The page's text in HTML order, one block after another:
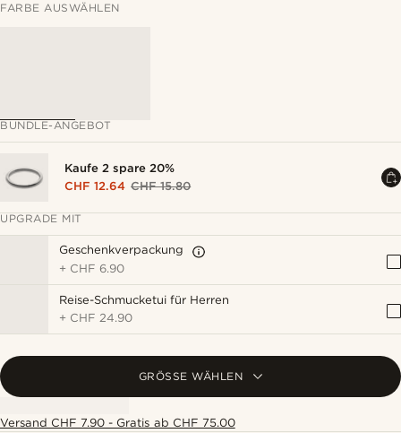
FARBE AUSWÄHLEN
BUNDLE-ANGEBOT
Kaufe 2 spare 20%
CHF 12.64 CHF 15.80
UPGRADE MIT
Geschenkverpackung
+ CHF 6.90
Reise-Schmucketui für Herren
+ CHF 24.90
GRÖSSE WÄHLEN
Versand CHF 7.90 - Gratis ab CHF 75.00